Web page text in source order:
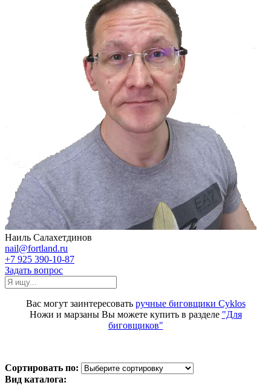
Наиль Салахетдинов
nail@fortland.ru
+7 925 390-10-87
Задать вопрос
Вас могут заинтересовать ручныебиговщики Cyklos
Ножи и марзаны Вы можете купить в разделе "Для
биговщиков"
Сортировать по:
Вид каталога: